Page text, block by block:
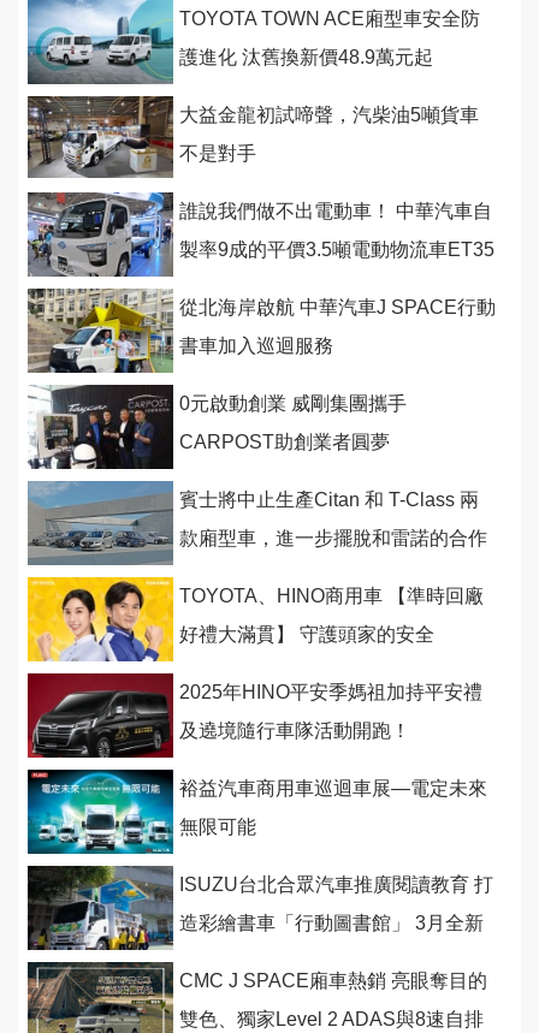
TOYOTA TOWN ACE廂型車安全防
護進化 汰舊換新價48.9萬元起
大益金龍初試啼聲，汽柴油5噸貨車
不是對手
誰說我們做不出電動車！ 中華汽車自
製率9成的平價3.5噸電動物流車ET35
從北海岸啟航 中華汽車J SPACE行動
書車加入巡迴服務
0元啟動創業 威剛集團攜手
CARPOST助創業者圓夢
賓士將中止生產Citan 和 T-Class 兩
款廂型車，進一步擺脫和雷諾的合作
TOYOTA、HINO商用車 【準時回廠
好禮大滿貫】 守護頭家的安全
2025年HINO平安季媽祖加持平安禮
及遶境隨行車隊活動開跑！
裕益汽車商用車巡迴車展—電定未來
無限可能
ISUZU台北合眾汽車推廣閱讀教育 打
造彩繪書車「行動圖書館」 3月全新
CMC J SPACE廂車熱銷 亮眼奪目的
雙色、獨家Level 2 ADAS與8速自排